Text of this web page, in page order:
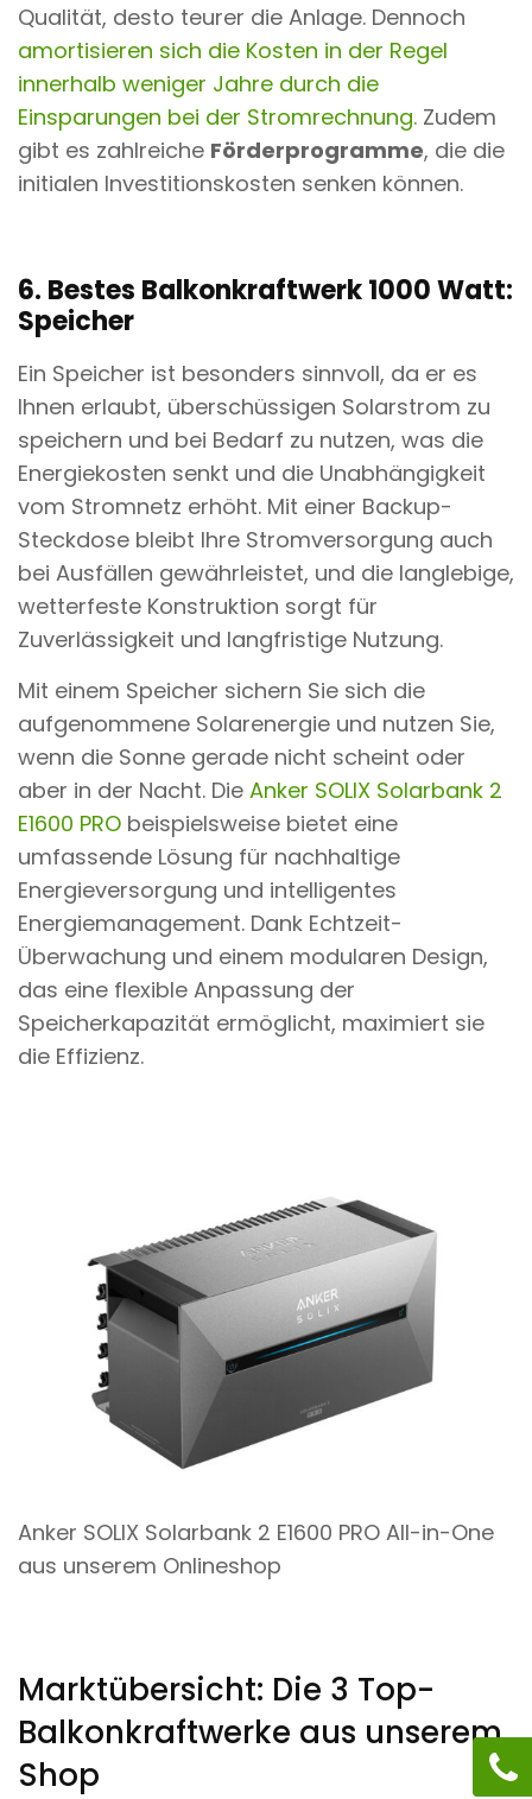
Qualität, desto teurer die Anlage. Dennoch
amortisieren sich die Kosten in der Regel
innerhalb weniger Jahre durch die
Einsparungen bei der Stromrechnung. Zudem
gibt es zahlreiche Förderprogramme, die die
initialen Investitionskosten senken können.
6. Bestes Balkonkraftwerk 1000 Watt:
Speicher
Ein Speicher ist besonders sinnvoll, da er es
Ihnen erlaubt, überschüssigen Solarstrom zu
speichern und bei Bedarf zu nutzen, was die
Energiekosten senkt und die Unabhängigkeit
vom Stromnetz erhöht. Mit einer Backup-
Steckdose bleibt Ihre Stromversorgung auch
bei Ausfällen gewährleistet, und die langlebige,
wetterfeste Konstruktion sorgt für
Zuverlässigkeit und langfristige Nutzung.
Mit einem Speicher sichern Sie sich die
aufgenommene Solarenergie und nutzen Sie,
wenn die Sonne gerade nicht scheint oder
aber in der Nacht. Die Anker SOLIX Solarbank 2
E1600 PRO beispielsweise bietet eine
umfassende Lösung für nachhaltige
Energieversorgung und intelligentes
Energiemanagement. Dank Echtzeit-
Überwachung und einem modularen Design,
das eine flexible Anpassung der
Speicherkapazität ermöglicht, maximiert sie
die Effizienz.
Anker SOLIX Solarbank 2 E1600 PRO All-in-One
aus unserem Onlineshop
Marktübersicht: Die 3 Top-
Balkonkraftwerke aus unserem
Shop